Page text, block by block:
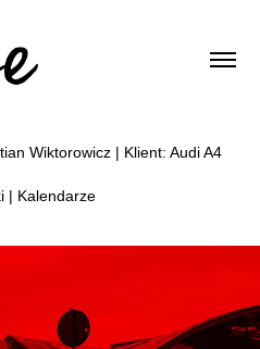
Wiktorowicz | Klient: Audi A4
| Kalendarze